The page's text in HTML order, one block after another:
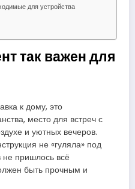
для устройства
так важен для
к дому, это
место для встреч с
и уютных вечеров.
не «гуляла» под
не пришлось всё
быть прочным и